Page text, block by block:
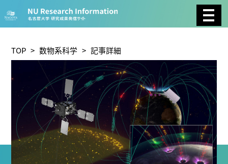
CATEGORY
環境学 生物学
総合理工 総合生物 複合領域
農学 化学 医歯薬学
工学 情報学 数物系科学
人文学
TOP >数物系科学 > 記事詳細